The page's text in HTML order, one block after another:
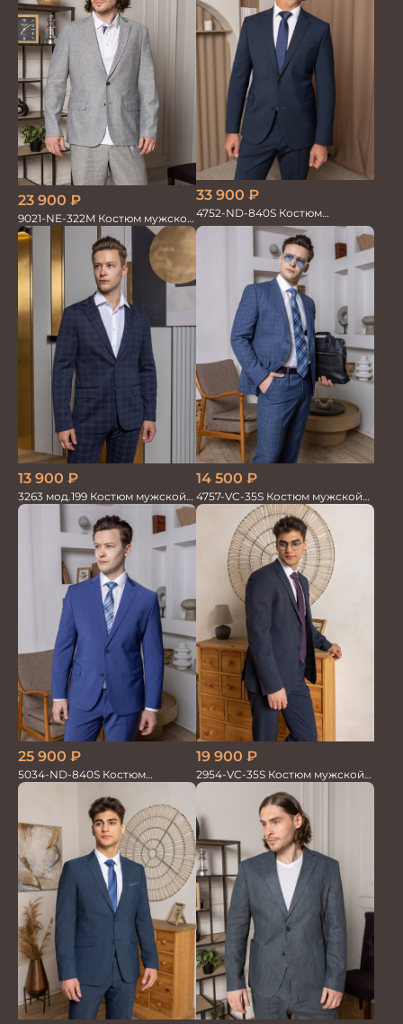
23 900 ₽
9021-NE-322M Костюм мужской
двойка хлопок, лен
33 900 ₽
4752-ND-840S Костюм
мужской двойка
13 900 ₽
3263 мод.199 Костюм мужской
трикотажный т.син в клетку
14 500 ₽
4757-VC-35S Костюм мужской
двойка
25 900 ₽
5034-ND-840S Костюм
мужской двойка
19 900 ₽
2954-VC-35S Костюм мужской
двойка